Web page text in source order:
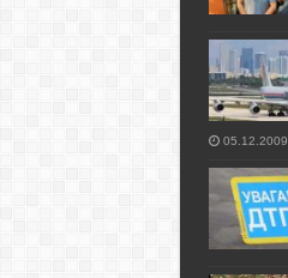
05.12.2009